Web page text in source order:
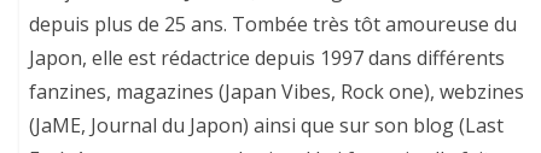
depuis plus de 25 ans. Tombée très tôt amoureuse du
Japon, elle est rédactrice depuis 1997 dans différents
fanzines, magazines (Japan Vibes, Rock one), webzines
(JaME, Journal du Japon) ainsi que sur son blog (Last